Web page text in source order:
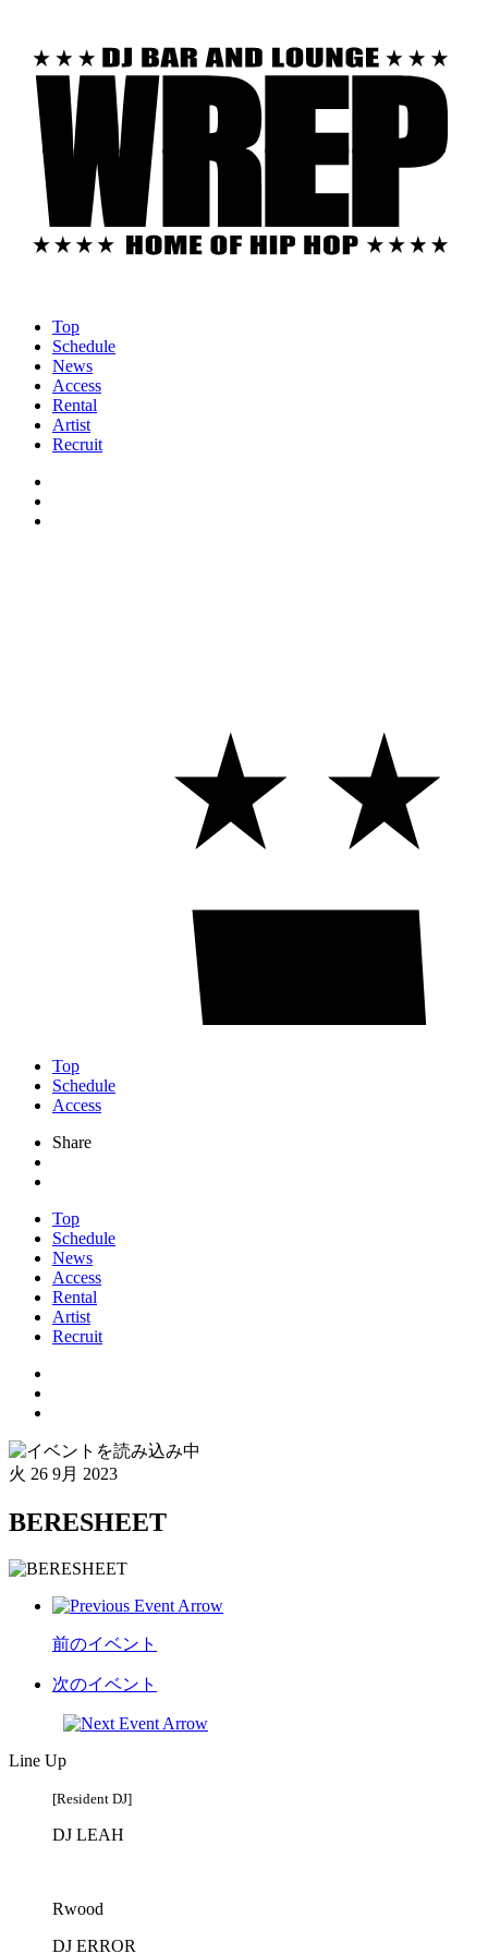
Top
Schedule
News
Access
Rental
Artist
Recruit
Top
Schedule
Access
Share
Top
Schedule
News
Access
Rental
Artist
Recruit
火 26 9月 2023
BERESHEET
前のイベント
次のイベント
Line Up
[Resident DJ]
DJ LEAH
Rwood
DJ ERROR